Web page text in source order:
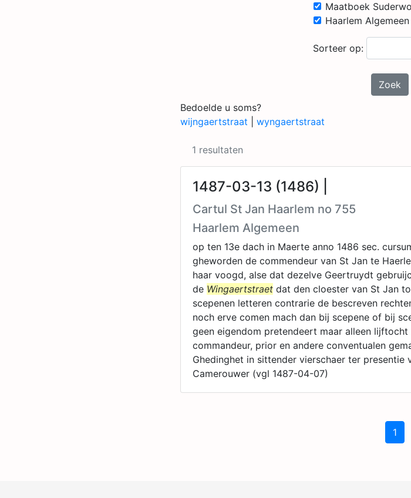
Maatboek
Haarlem Algemeen
Sorteer op:
Zoek
Bedoelde u soms?
wijngaertstraat
wyngaertstraat
1 resultaten
1487-03-13 (1486) |
Cartul St Jan Haarlem no 755
Haarlem Algemeen
op ten 13e dach in Maerte anno 1486 sec.
gheworden de commendeur van St Jan te
haar voogd, alse dat dezelve Geertruydt
de Wingaertstraet dat den cloester van St Jan
scepenen letteren contrarie de bescreven
noch erve comen mach dan bij scepene of bij
geen eigendom pretendeert maar alleen
commandeur, prior en andere conventualen
Ghedinghet in sittender vierschaer ter presentie
Camerouwer (vgl 1487-04-07)
1